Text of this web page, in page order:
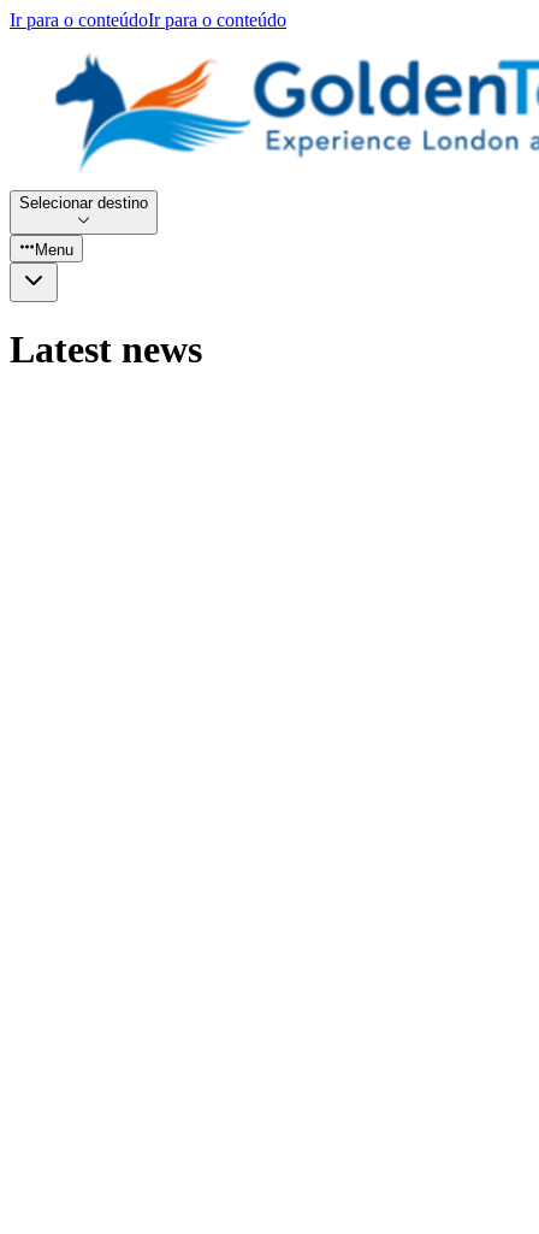
Ir para o conteúdoIr para o conteúdo
Selecionar destino
Menu
Latest news